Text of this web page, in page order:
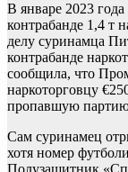
В январе 2023
контрабанде 1,4 т
делу суринамца
контрабанде
сообщила, что
наркоторговцу
пропавшую партию
Сам суринамец
хотя номер
Полузащитник